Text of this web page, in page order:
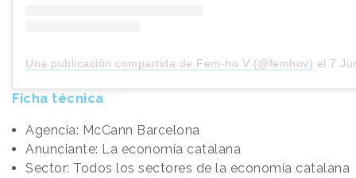
Una publicación compartida de Fem-ho V (@femhov) el 7 Jun,
Ficha técnica
Agencia: McCann Barcelona
Anunciante: La economía catalana
Sector: Todos los sectores de la economía catalana